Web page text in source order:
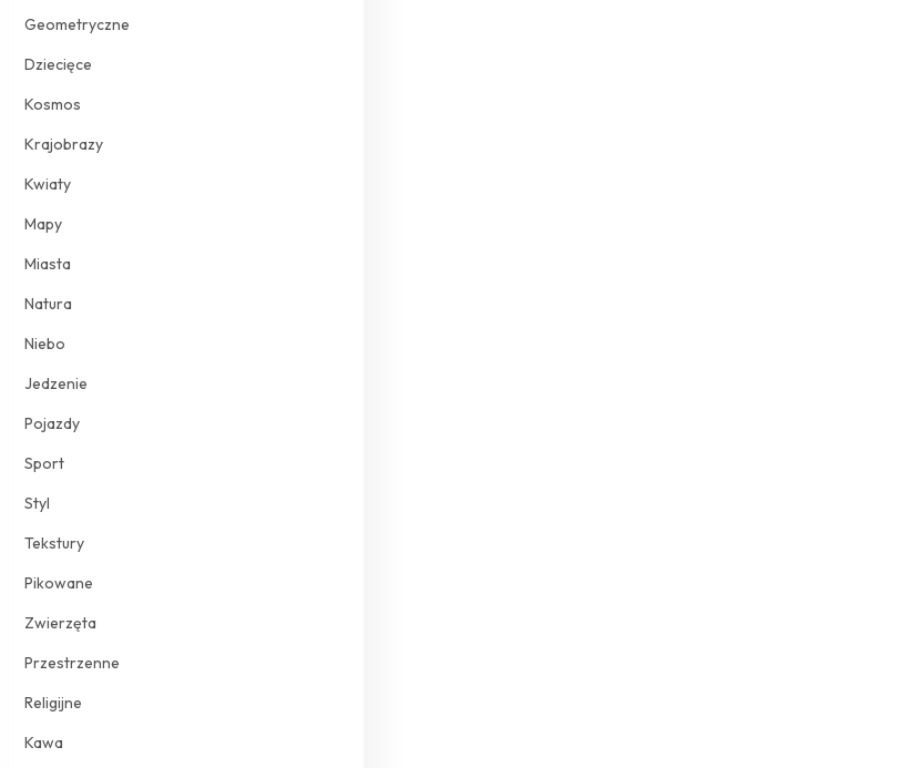
Geometryczne
Dziecięce
Kosmos
Krajobrazy
Kwiaty
Mapy
Miasta
Natura
Niebo
Jedzenie
Pojazdy
Sport
Styl
Tekstury
Pikowane
Zwierzęta
Przestrzenne
Religijne
Kawa